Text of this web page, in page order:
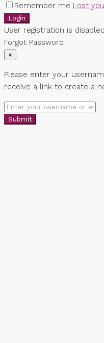
Remember me Lost
Login
User registration is
Forgot Password
×
Please enter your
receive a link to create a
Submit